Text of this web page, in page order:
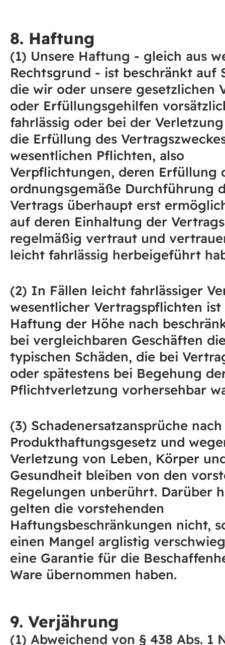
8. Haftung
(1) Unsere Haftung - gleich aus
Rechtsgrund - ist beschränkt auf
die wir oder unsere gesetzlichen
oder Erfüllungsgehilfen
fahrlässig oder bei der
die Erfüllung des
wesentlichen Pflichten, also
Verpflichtungen, deren Erfüllung
ordnungsgemäße Durchführung
Vertrags überhaupt erst
auf deren Einhaltung der
regelmäßig vertraut und
leicht fahrlässig herbeigeführt
(2) In Fällen leicht fahrlässiger
wesentlicher Vertragspflichten ist
Haftung der Höhe nach
bei vergleichbaren Geschäften
typischen Schäden, die bei
oder spätestens bei Begehung
Pflichtverletzung vorhersehbar
(3) Schadenersatzansprüche
Produkthaftungsgesetz und
Verletzung von Leben, Körper
Gesundheit bleiben von den
Regelungen unberührt. Darüber
gelten die vorstehenden
Haftungsbeschränkungen nicht,
einen Mangel arglistig
eine Garantie für die
Ware übernommen haben.
9. Verjährung
(1) Abweichend von § 438 Abs. 1